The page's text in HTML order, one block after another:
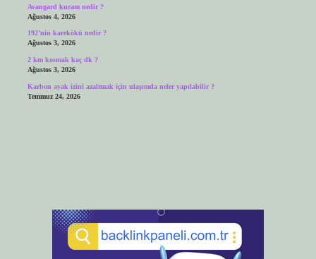
Avangard kuram nedir ?
Ağustos 4, 2026
192’nin karekökü nedir ?
Ağustos 3, 2026
2 km kosmak kaç dk ?
Ağustos 3, 2026
Karbon ayak izini azaltmak için ulaşımda neler yapılabilir ?
Temmuz 24, 2026